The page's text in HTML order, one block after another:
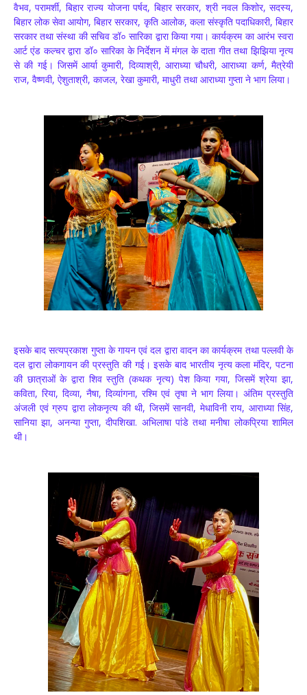
वैभव, परामर्शी, बिहार राज्य योजना पर्षद, बिहार सरकार, श्री नवल किशोर, सदस्य,
बिहार लोक सेवा आयोग, बिहार सरकार, कृति आलोक, कला संस्कृति पदाधिकारी, बिहार
सरकार तथा संस्था की सचिव डॉ० सारिका द्वारा किया गया। कार्यक्रम का आरंभ स्वरा
आर्ट एंड कल्चर द्वारा डॉ० सारिका के निर्देशन में मंगल के दाता गीत तथा झिझिया नृत्य
से की गई। जिसमें आर्या कुमारी, दिव्याश्री, आराध्या चौधरी, आराध्या कर्ण, मैत्रेयी
राज, वैष्णवी, ऐशुताश्री, काजल, रेखा कुमारी, माधुरी तथा आराध्या गुप्ता ने भाग लिया।
इसके बाद सत्यप्रकाश गुप्ता के गायन एवं दल द्वारा वादन का कार्यक्रम तथा पल्लवी के
दल द्वारा लोकगायन की प्रस्तुति की गई। इसके बाद भारतीय नृत्य कला मंदिर, पटना
की छात्राओं के द्वारा शिव स्तुति (कथक नृत्य) पेश किया गया, जिसमें श्रेया झा,
कविता, रिया, दिव्या, नैषा, दिव्यांगना, रश्मि एवं तृषा ने भाग लिया। अंतिम प्रस्तुति
अंजली एवं ग्रुप द्वारा लोकनृत्य की थी, जिसमें सानवी, मेधाविनी राय, आराध्या सिंह,
सानिया झा, अनन्या गुप्ता, दीपशिखा. अभिलाषा पांडे तथा मनीषा लोकप्रिया शामिल
थी।